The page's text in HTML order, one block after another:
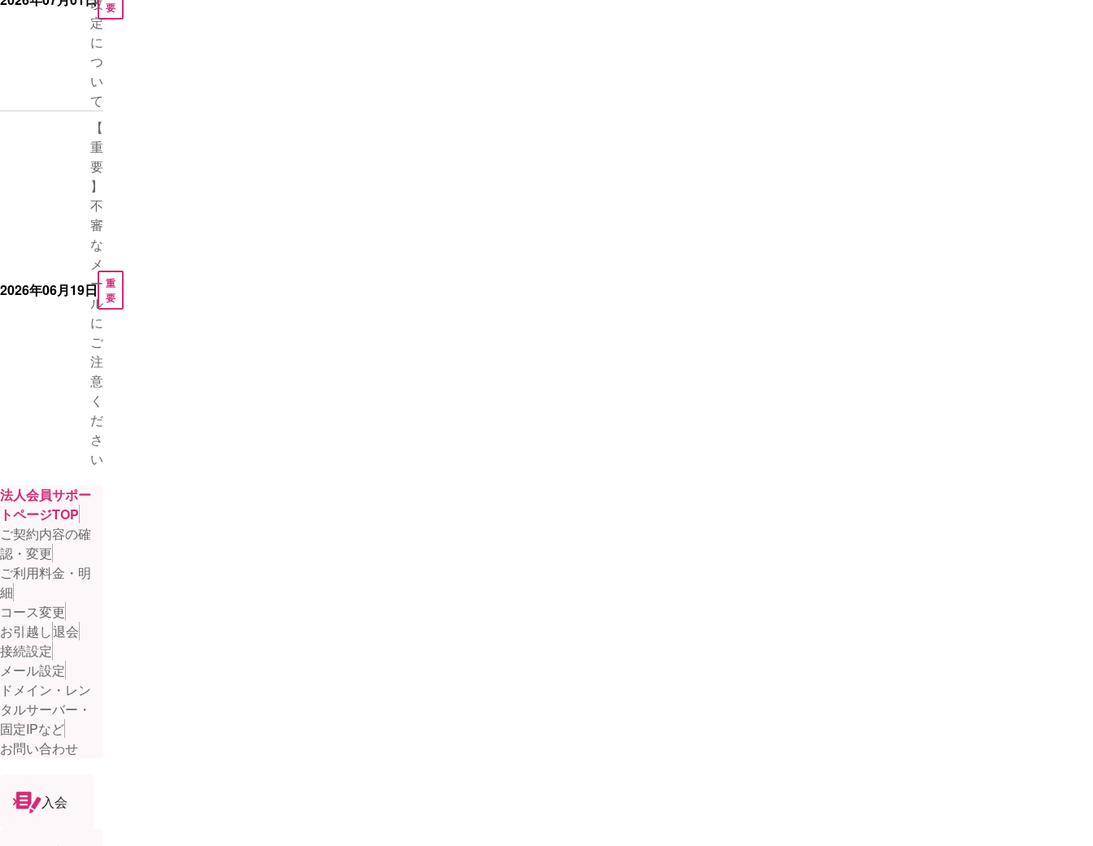
要
定
に
つ
い
て
2026年06月19日 重
要
【
重
要
】
不
審
な
メ
ー
ル
に
ご
注
意
く
だ
さ
い
法人会員サポー
トページTOP
ご契約内容の確
認・変更
ご利用料金・明
細
コース変更
お引越し退会
接続設定
メール設定
ドメイン・レン
タルサーバー・
固定IPなど
お問い合わせ
入会